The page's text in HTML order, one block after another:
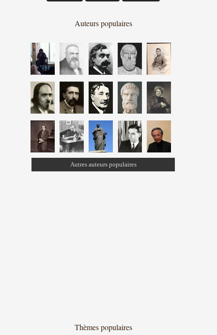
Auteurs populaires
Autres auteurs populaires
Thèmes populaires